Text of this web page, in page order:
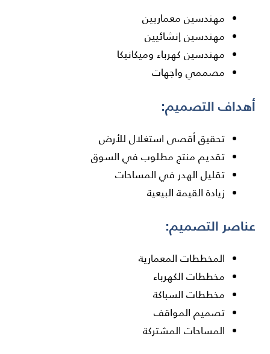
مهندسين معماريين
مهندسين إنشائيين
مهندسين كهرباء وميكانيكا
مصممي واجهات
أهداف التصميم:
تحقيق أقصى استغلال للأرض
تقديم منتج مطلوب في السوق
تقليل الهدر في المساحات
زيادة القيمة البيعية
عناصر التصميم:
المخططات المعمارية
مخططات الكهرباء
مخططات السباكة
تصميم المواقف
المساحات المشتركة